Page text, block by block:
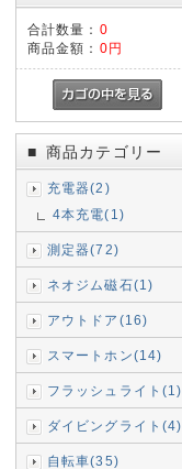
合計数量： 0
商品金額： 0円
■ 商品カテゴリー
充電器(2)
4本充電(1)
測定器(72)
ネオジム磁石(1)
アウトドア(16)
スマートホン(14)
フラッシュライト(1)
ダイビングライト(4)
自転車(35)